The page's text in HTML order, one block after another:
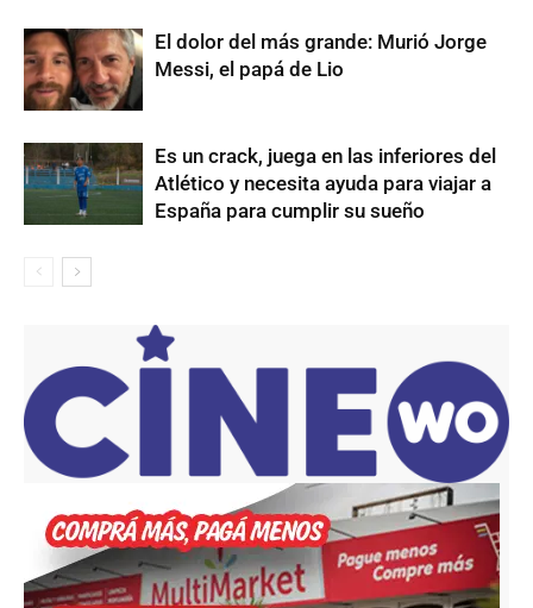
El dolor del más grande: Murió Jorge
Messi, el papá de Lio
Es un crack, juega en las inferiores del
Atlético y necesita ayuda para viajar a
España para cumplir su sueño